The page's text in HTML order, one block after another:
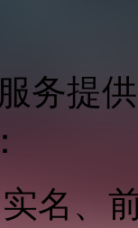
务提
实名、